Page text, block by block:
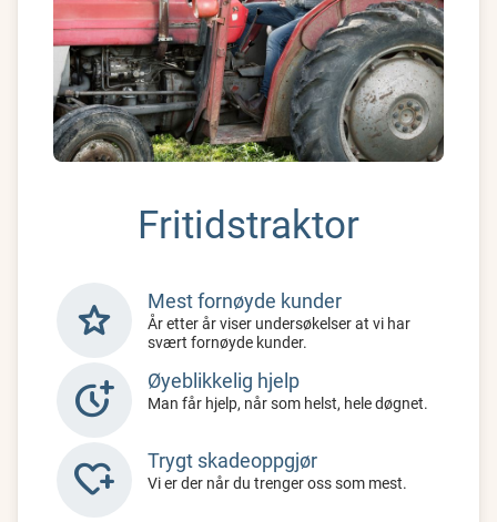
Fritidstraktor
star Mest fornøyde kunder
År etter år viser undersøkelser at vi har
svært fornøyde kunder.
more_time Øyeblikkelig hjelp
Man får hjelp, når som helst, hele døgnet.
heart_plus Trygt skadeoppgjør
Vi er der når du trenger oss som mest.